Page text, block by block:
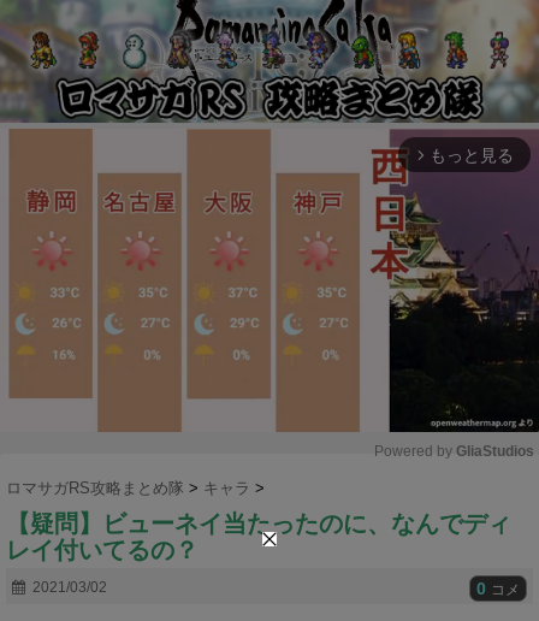
arrow_forward_ios もっと見る
u
Powered by GliaStudios
ロマサガRS攻略まとめ隊 > キャラ >
【疑問】ビューネイ当たったのに、なんでディ
レイ付いてるの？
2021/03/02 0 コメ